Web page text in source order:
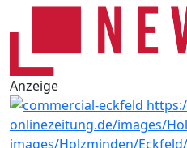
Anzeige